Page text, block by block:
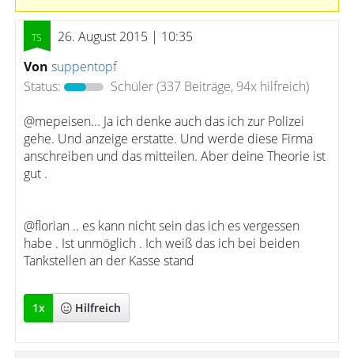
26. August 2015 | 10:35
Von suppentopf
Status:
Schüler(337 Beiträge, 94x hilfreich)
@mepeisen... Ja ich denke auch das ich zur Polizei
gehe. Und anzeige erstatte. Und werde diese Firma
anschreiben und das mitteilen. Aber deine Theorie ist
gut .
@florian .. es kann nicht sein das ich es vergessen
habe . Ist unmöglich . Ich weiß das ich bei beiden
Tankstellen an der Kasse stand
1x Hilfreich